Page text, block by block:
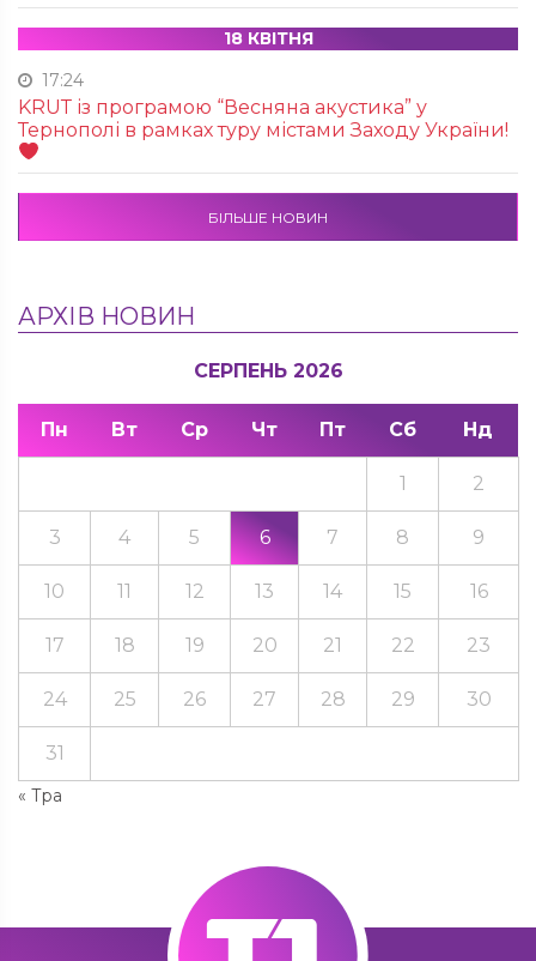
18 КВІТНЯ
17:24
KRUТ із програмою “Весняна акустика” у
Тернополі в рамках туру містами Заходу України!
БІЛЬШЕ НОВИН
АРХІВ НОВИН
СЕРПЕНЬ 2026
Пн Вт Ср Чт Пт Сб Нд
« Тра
1 2
3 4 5 6 7 8 9
10 11 12 13 14 15 16
17 18 19 20 21 22 23
24 25 26 27 28 29 30
31